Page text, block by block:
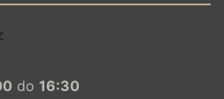
do 16:30